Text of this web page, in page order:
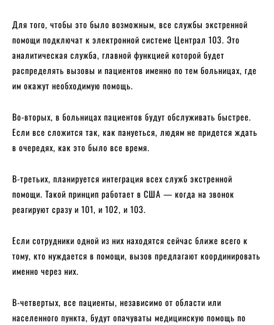
Для того, чтобы это было возможным, все службы экстренной
помощи подключат к электронной системе Централ 103. Это
аналитическая служба, главной функцией которой будет
распределять вызовы и пациентов именно по тем больницах, где
им окажут необходимую помощь.
Во-вторых, в больницах пациентов будут обслуживать быстрее.
Если все сложится так, как пануеться, людям не придется ждать
в очередях, как это было все время.
В-третьих, планируется интеграция всех служб экстренной
помощи. Такой принцип работает в США — когда на звонок
реагируют сразу и 101, и 102, и 103.
Если сотрудники одной из них находятся сейчас ближе всего к
тому, кто нуждается в помощи, вызов предлагают координировать
именно через них.
В-четвертых, все пациенты, независимо от области или
населенного пункта, будут опачуваты медицинскую помощь по